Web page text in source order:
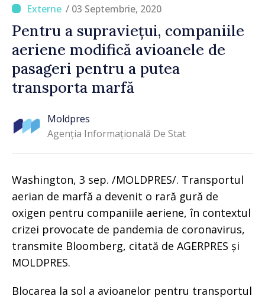
/ 03 Septembrie, 2020
Pentru a supraviețui, companiile
aeriene modifică avioanele de
pasageri pentru a putea
transporta marfă
Moldpres
Agenția Informațională De Stat
Washington, 3 sep. /MOLDPRES/. Transportul
aerian de marfă a devenit o rară gură de
oxigen pentru companiile aeriene, în contextul
crizei provocate de pandemia de coronavirus,
transmite Bloomberg, citată de AGERPRES și
MOLDPRES.
Blocarea la sol a avioanelor pentru transportul